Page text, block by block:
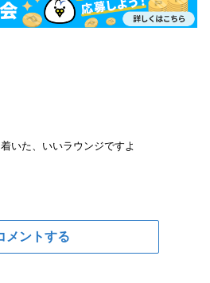
いた、いいラウンジですよ
メントする